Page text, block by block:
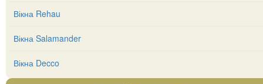
Вікна Rehau
Вікна Salamander
Вікна Decco